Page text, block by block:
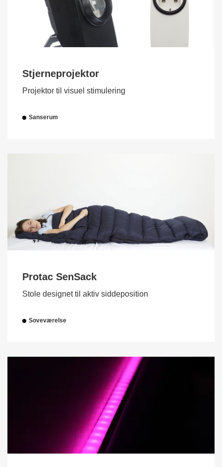
Stjerneprojektor
Projektor til visuel stimulering
Sanserum
Protac SenSack
Stole designet til aktiv siddeposition
Soveværelse